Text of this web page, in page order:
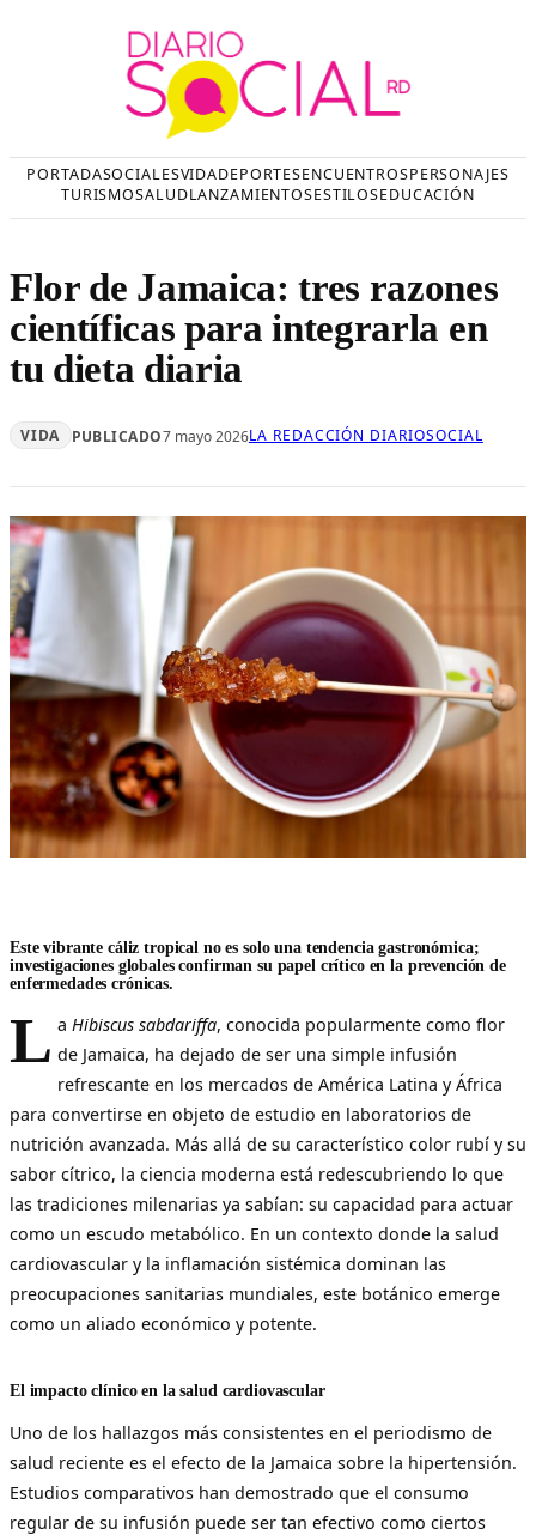
PORTADASOCIALESVIDADEPORTESENCUENTROSPERSONAJES
TURISMOSALUDLANZAMIENTOSESTILOSEDUCACIÓN
Flor de Jamaica: tres razones
científicas para integrarla en
tu dieta diaria
VIDA PUBLICADO7 mayo 2026LA REDACCIÓN DIARIOSOCIAL
Este vibrante cáliz tropical no es solo una tendencia gastronómica;
investigaciones globales confirman su papel crítico en la prevención de
enfermedades crónicas.
L aHibiscus sabdariffa, conocida popularmente como flor
de Jamaica, ha dejado de ser una simple infusión
refrescante en los mercados de América Latina y África
para convertirse en objeto de estudio en laboratorios de
nutrición avanzada. Más allá de su característico color rubí y su
sabor cítrico, la ciencia moderna está redescubriendo lo que
las tradiciones milenarias ya sabían: su capacidad para actuar
como un escudo metabólico. En un contexto donde la salud
cardiovascular y la inflamación sistémica dominan las
preocupaciones sanitarias mundiales, este botánico emerge
como un aliado económico y potente.
El impacto clínico en la salud cardiovascular
Uno de los hallazgos más consistentes en el periodismo de
salud reciente es el efecto de la Jamaica sobre la hipertensión.
Estudios comparativos han demostrado que el consumo
regular de su infusión puede ser tan efectivo como ciertos